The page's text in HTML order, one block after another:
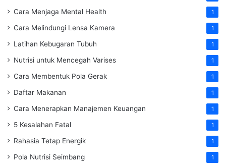
Cara Menjaga Mental Health 1
Cara Melindungi Lensa Kamera 1
Latihan Kebugaran Tubuh 1
Nutrisi untuk Mencegah Varises 1
Cara Membentuk Pola Gerak 1
Daftar Makanan 1
Cara Menerapkan Manajemen Keuangan 1
5 Kesalahan Fatal 1
Rahasia Tetap Energik 1
Pola Nutrisi Seimbang 1